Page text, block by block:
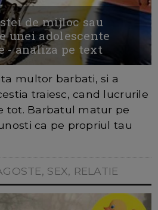
de mijloc sau
unei adolescente
- analiza pe text
multor barbati, si a
traiesc, cand lucrurile
tot. Barbatul matur pe
ca pe propriul tau
SEX, RELATIE